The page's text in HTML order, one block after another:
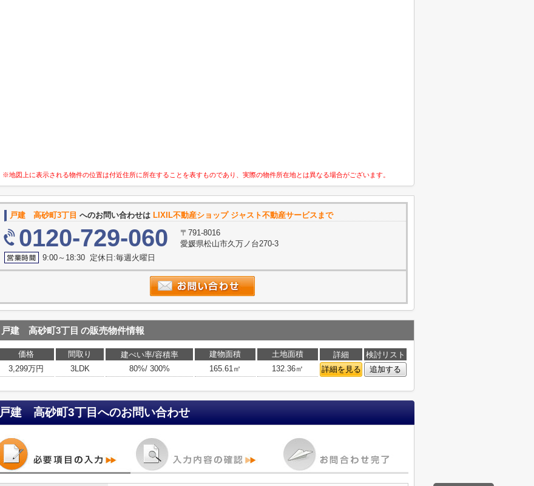
※地図上に表示される物件の位置は付近住所に所在することを表すものであり、実際の物件所在地とは異なる場合がございます。
戸建 高砂町3丁目 へのお問い合わせは LIXIL不動産ショップ ジャスト不動産サービスまで
0120-729-060
〒791-8016
愛媛県松山市久万ノ台270-3
9:00～18:30 定休日:毎週火曜日
戸建 高砂町3丁目 の販売物件情報
価格 間取り 建ぺい率/容積率 建物面積 土地面積 詳細
検討リスト
3,299万円
3LDK 80%/ 300% 165.61㎡ 132.36㎡ 詳細を見る 追加する
戸建 高砂町3丁目 へのお問い合わせ